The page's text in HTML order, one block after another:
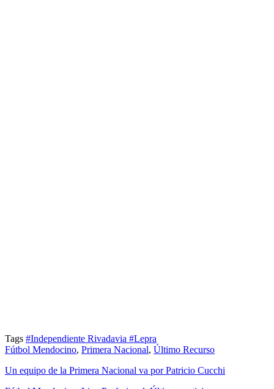
Tags #Independiente Rivadavia #Lepra
Fútbol Mendocino, Primera Nacional, Último Recurso
Un equipo de la Primera Nacional va por Patricio Cucchi